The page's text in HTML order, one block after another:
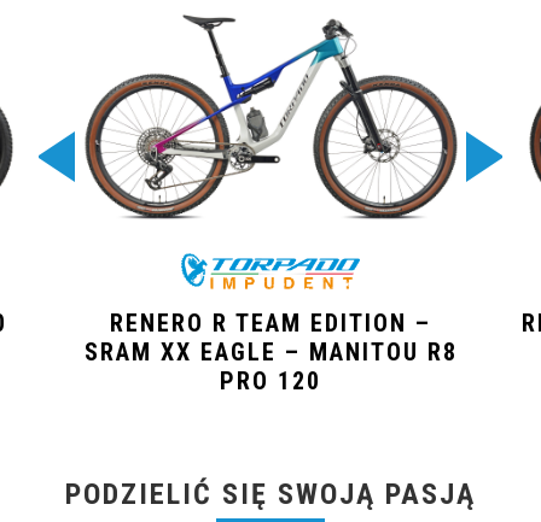
RENERO R TEAM EDITION –
SRAM XX EAGLE – MANITOU R8
PRO 120
PODZIELIĆ SIĘ SWOJĄ PASJĄ